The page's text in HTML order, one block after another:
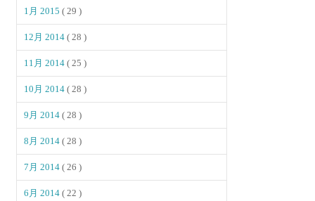
1月 2015( 29 )
12月 2014( 28 )
11月 2014( 25 )
10月 2014( 28 )
9月 2014( 28 )
8月 2014( 28 )
7月 2014( 26 )
6月 2014( 22 )